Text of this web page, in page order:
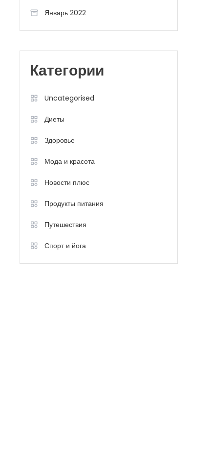
Январь 2022
Категории
Uncategorised
Диеты
Здоровье
Мода и красота
Новости плюс
Продукты питания
Путешествия
Спорт и йога